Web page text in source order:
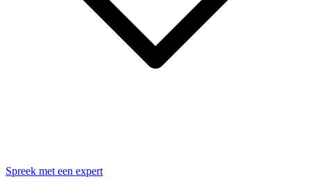
Spreek met een expert